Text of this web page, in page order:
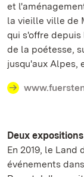
et
la vieille ville de
qui s'offre
de la poétesse,
jusqu'aux Alpes,
Deux
En 2019, le
événements